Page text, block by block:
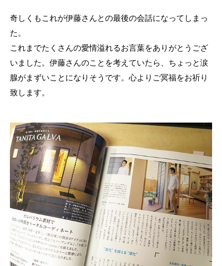
奇しくもこれが伊藤さんとの最後の会話になってしまっ
た。
これまでたくさんの愛情溢れるお言葉をありがとうござ
いました。伊藤さんのことを考えていたら、ちょっと涙
腺がまずいことになりそうです。心よりご冥福をお祈り
致します。